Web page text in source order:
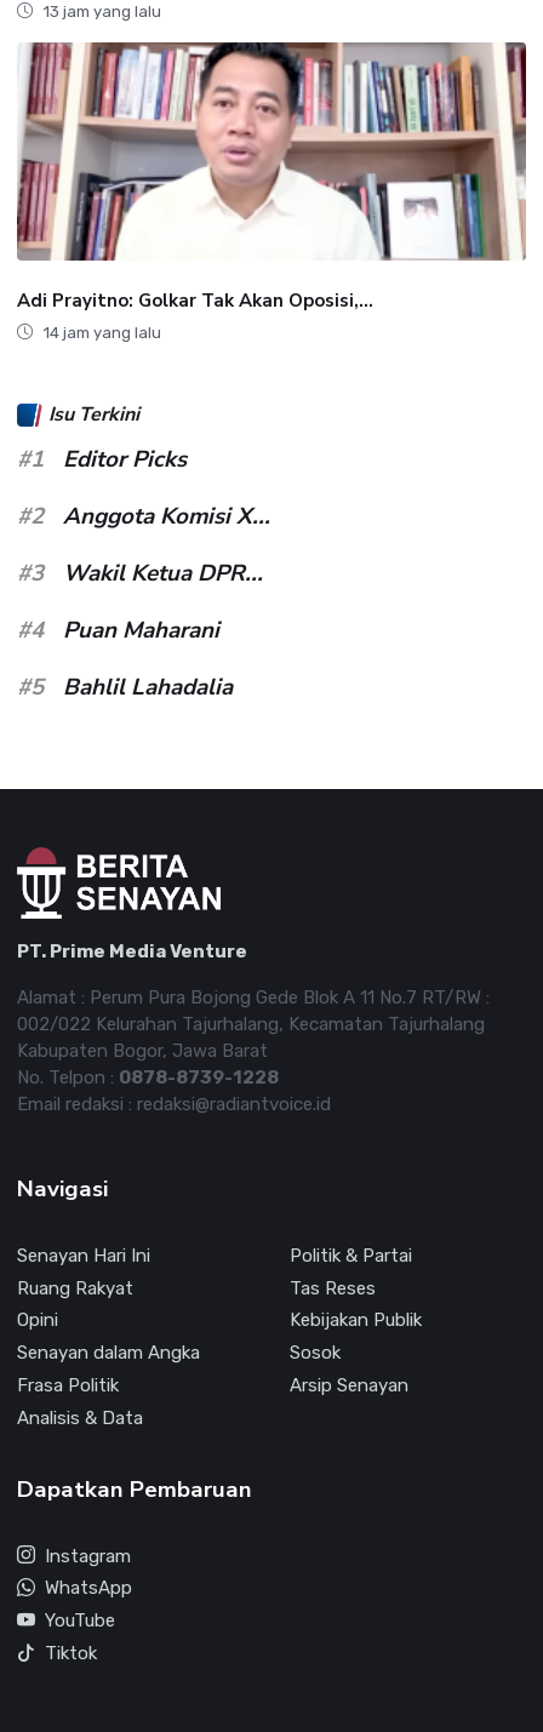
13 jam yang lalu
Adi Prayitno: Golkar Tak Akan Oposisi,...
14 jam yang lalu
Isu Terkini
#1
Editor Picks
#2
Anggota Komisi X...
#3
Wakil Ketua DPR...
#4
Puan Maharani
#5
Bahlil Lahadalia
PT. Prime Media Venture
Alamat : Perum Pura Bojong Gede Blok A 11 No.7 RT/RW :
002/022 Kelurahan Tajurhalang, Kecamatan Tajurhalang
Kabupaten Bogor, Jawa Barat
No. Telpon : 0878-8739-1228
Email redaksi : redaksi@radiantvoice.id
Navigasi
Senayan Hari Ini
Politik & Partai
Ruang Rakyat
Tas Reses
Opini
Kebijakan Publik
Senayan dalam Angka
Sosok
Frasa Politik
Arsip Senayan
Analisis & Data
Dapatkan Pembaruan
Instagram
WhatsApp
YouTube
Tiktok